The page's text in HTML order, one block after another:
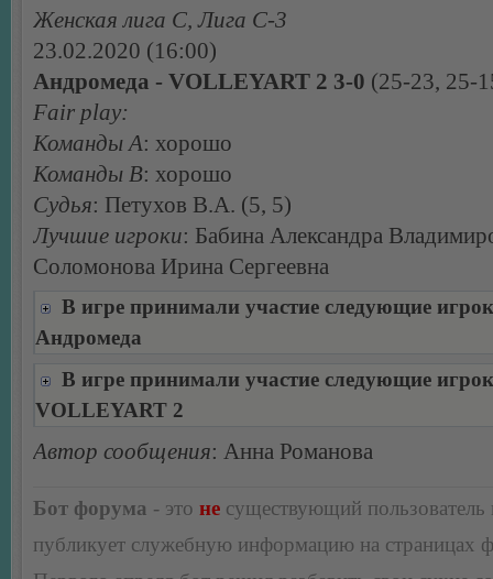
Женская лига С, Лига С-3
23.02.2020 (16:00)
Андромеда - VOLLEYART 2 3-0 (25-23, 25-
Fair play:
Команды А: хорошо
Команды В: хорошо
Судья: Петухов В.А. (5, 5)
Лучшие игроки: Бабина Александра
Соломонова Ирина Сергеевна
В игре принимали участие следующие
Андромеда
В игре принимали участие следующие
VOLLEYART 2
Автор сообщения: Анна Романова
Бот форума - это не существующий пользователь
публикует служебную информацию на страницах